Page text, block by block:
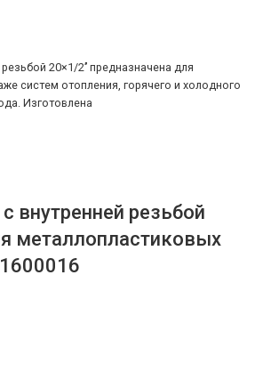
20×1/2’’ предназначена для
систем отопления, горячего и холодного
Изготовлена
внутренней резьбой
металлопластиковых
1600016